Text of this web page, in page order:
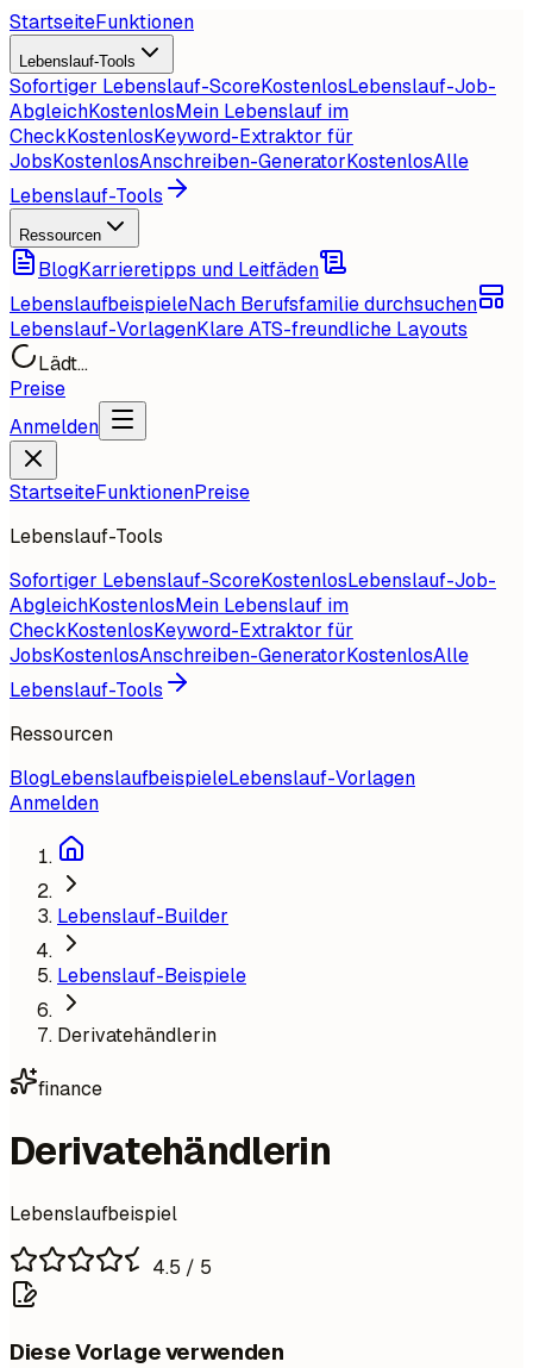
StartseiteFunktionen
Lebenslauf-Tools
Sofortiger Lebenslauf-ScoreKostenlosLebenslauf-Job-
AbgleichKostenlosMein Lebenslauf im
CheckKostenlosKeyword-Extraktor für
JobsKostenlosAnschreiben-GeneratorKostenlosAlle
Lebenslauf-Tools
Ressourcen
BlogKarrieretipps und Leitfäden
LebenslaufbeispieleNach Berufsfamilie durchsuchen
Lebenslauf-VorlagenKlare ATS-freundliche Layouts
Lädt...
Preise
Anmelden
StartseiteFunktionenPreise
Lebenslauf-Tools
Sofortiger Lebenslauf-ScoreKostenlosLebenslauf-Job-
AbgleichKostenlosMein Lebenslauf im
CheckKostenlosKeyword-Extraktor für
JobsKostenlosAnschreiben-GeneratorKostenlosAlle
Lebenslauf-Tools
Ressourcen
BlogLebenslaufbeispieleLebenslauf-Vorlagen
Anmelden
Lebenslauf-Builder
Lebenslauf-Beispiele
Derivatehändlerin
finance
Derivatehändlerin
Lebenslaufbeispiel
4.5 / 5
Diese Vorlage verwenden